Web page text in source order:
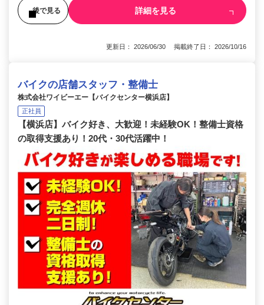
後で見る 詳細を見る
更新日： 2026/06/30 掲載終了日： 2026/10/16
バイクの店舗スタッフ・整備士
株式会社ワイビーエー【バイクセンター横浜店】
正社員
【横浜店】バイク好き、大歓迎！未経験OK！整備士資格
の取得支援あり！20代・30代活躍中！